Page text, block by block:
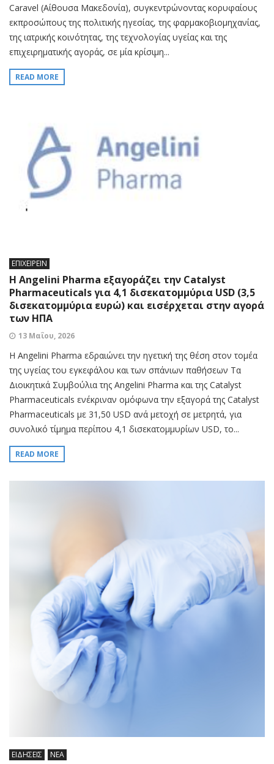
Caravel (Αίθουσα Μακεδονία), συγκεντρώνοντας κορυφαίους
εκπροσώπους της πολιτικής ηγεσίας, της φαρμακοβιομηχανίας,
της ιατρικής κοινότητας, της τεχνολογίας υγείας και της
επιχειρηματικής αγοράς, σε μία κρίσιμη...
READ MORE
ΕΠΙΧΕΙΡΕΙΝ
Η Angelini Pharma εξαγοράζει την Catalyst
Pharmaceuticals για 4,1 δισεκατομμύρια USD (3,5
δισεκατομμύρια ευρώ) και εισέρχεται στην αγορά
των ΗΠΑ
13 Μαΐου, 2026
Η Angelini Pharma εδραιώνει την ηγετική της θέση στον τομέα
της υγείας του εγκεφάλου και των σπάνιων παθήσεων Τα
Διοικητικά Συμβούλια της Angelini Pharma και της Catalyst
Pharmaceuticals ενέκριναν ομόφωνα την εξαγορά της Catalyst
Pharmaceuticals με 31,50 USD ανά μετοχή σε μετρητά, για
συνολικό τίμημα περίπου 4,1 δισεκατομμυρίων USD, το...
READ MORE
ΕΙΔΗΣΕΙΣ ΝΕΑ